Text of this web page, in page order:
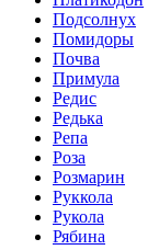
Подсолнух
Помидоры
Почва
Примула
Редис
Редька
Репа
Роза
Розмарин
Руккола
Рукола
Рябина